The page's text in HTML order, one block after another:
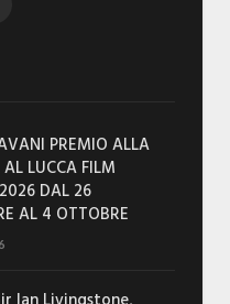
PREMIO ALLA
LUCCA FILM
DAL 26
AL 4 OTTOBRE